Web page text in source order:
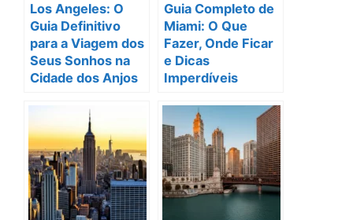
Los Angeles: O
Guia Definitivo
para a Viagem dos
Seus Sonhos na
Cidade dos Anjos
Guia Completo de
Miami: O Que
Fazer, Onde Ficar
e Dicas
Imperdíveis